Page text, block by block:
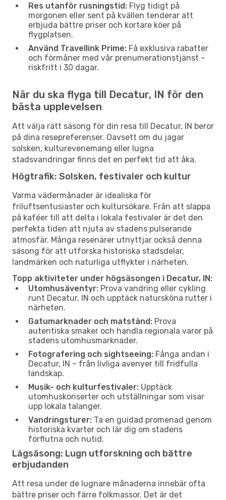
Res utanför rusningstid: Flyg tidigt på
morgonen eller sent på kvällen tenderar att
erbjuda bättre priser och kortare köer på
flygplatsen.
Använd Travellink Prime: Få exklusiva rabatter
och förmåner med vår prenumerationstjänst –
riskfritt i 30 dagar.
När du ska flyga till Decatur, IN för den
bästa upplevelsen
Att välja rätt säsong för din resa till Decatur, IN beror
på dina resepreferenser. Oavsett om du jagar
solsken, kulturevenemang eller lugna
stadsvandringar finns det en perfekt tid att åka.
Högtrafik: Solsken, festivaler och kultur
Varma vädermånader är idealiska för
friluftsentusiaster och kultursökare. Från att slappa
på kaféer till att delta i lokala festivaler är det den
perfekta tiden att njuta av stadens pulserande
atmosfär. Många resenärer utnyttjar också denna
säsong för att utforska historiska stadsdelar,
landmärken och naturliga utflykter i närheten.
Topp aktiviteter under högsäsongen i Decatur, IN:
Utomhusäventyr: Prova vandring eller cykling
runt Decatur, IN och upptäck natursköna rutter i
närheten.
Gatumarknader och matstånd: Prova
autentiska smaker och handla regionala varor på
stadens utomhusmarknader.
Fotografering och sightseeing: Fånga andan i
Decatur, IN – från livliga avenyer till fridfulla
landskap.
Musik- och kulturfestivaler: Upptäck
utomhuskonserter och utställningar som visar
upp lokala talanger.
Vandringsturer: Ta en guidad promenad genom
historiska kvarter och lär dig om stadens
förflutna och nutid.
Lågsäsong: Lugn utforskning och bättre
erbjudanden
Att resa under de lugnare månaderna innebär ofta
bättre priser och färre folkmassor. Det är det